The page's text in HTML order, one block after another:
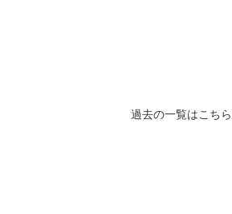
過去の一覧はこちら